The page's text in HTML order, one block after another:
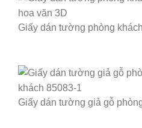
Giấy dán tường phòng
Giấy dán tường giả gỗ